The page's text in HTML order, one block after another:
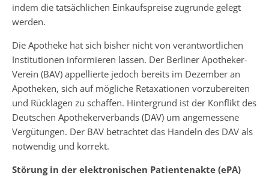
indem die tatsächlichen Einkaufspreise zugrunde gelegt
werden.
Die Apotheke hat sich bisher nicht von verantwortlichen
Institutionen informieren lassen. Der Berliner Apotheker-
Verein (BAV) appellierte jedoch bereits im Dezember an
Apotheken, sich auf mögliche Retaxationen vorzubereiten
und Rücklagen zu schaffen. Hintergrund ist der Konflikt des
Deutschen Apothekerverbands (DAV) um angemessene
Vergütungen. Der BAV betrachtet das Handeln des DAV als
notwendig und korrekt.
Störung in der elektronischen Patientenakte (ePA)